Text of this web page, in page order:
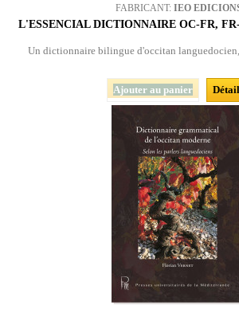
FABRICANT: IEO
L'ESSENCIAL DICTIONNAIRE OC-FR,
Un dictionnaire bilingue d'occitan
Ajouter au panier